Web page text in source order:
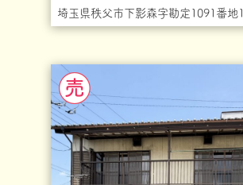
埼玉県秩父市下影森字勘定1091番地1